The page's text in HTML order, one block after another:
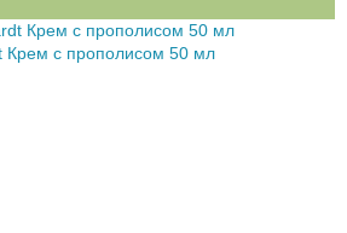
Крем с прополисом 50 мл